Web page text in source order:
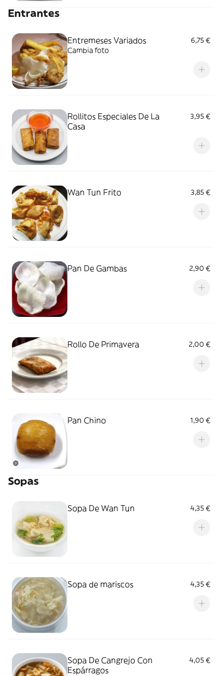
Entrantes
Entremeses Variados
6,75 €
Cambia foto
Rollitos Especiales De La
Casa
3,95 €
Wan Tun Frito 3,85 €
Pan De Gambas 2,90 €
Rollo De Primavera 2,00 €
Pan Chino 1,90 €
Sopas
Sopa De Wan Tun 4,35 €
Sopa de mariscos 4,35 €
Sopa De Cangrejo Con
Espárragos
4,05 €